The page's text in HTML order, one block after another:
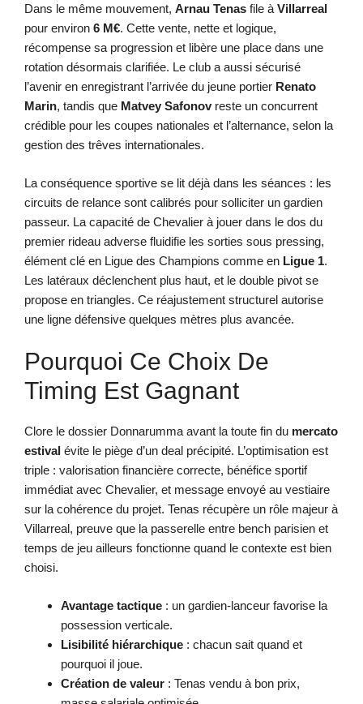
Dans le même mouvement, Arnau Tenas file àVillarreal
pour environ 6 M€. Cette vente, nette et logique,
récompense sa progression et libère une place dans une
rotation désormais clarifiée. Le club a aussi sécurisé
l’avenir en enregistrant l’arrivée du jeune portier Renato
Marin, tandis que Matvey Safonovreste un concurrent
crédible pour les coupes nationales et l’alternance, selon la
gestion des trêves internationales.
La conséquence sportive se lit déjà dans les séances : les
circuits de relance sont calibrés pour solliciter un gardien
passeur. La capacité de Chevalier à jouer dans le dos du
premier rideau adverse fluidifie les sorties sous pressing,
élément clé en Ligue des Champions comme en Ligue 1.
Les latéraux déclenchent plus haut, et le double pivot se
propose en triangles. Ce réajustement structurel autorise
une ligne défensive quelques mètres plus avancée.
Pourquoi Ce Choix De
Timing Est Gagnant
Clore le dossier Donnarumma avant la toute fin du mercato
estival évite le piège d’un deal précipité. L’optimisation est
triple : valorisation financière correcte, bénéfice sportif
immédiat avec Chevalier, et message envoyé au vestiaire
sur la cohérence du projet. Tenas récupère un rôle majeur à
Villarreal, preuve que la passerelle entre bench parisien et
temps de jeu ailleurs fonctionne quand le contexte est bien
choisi.
Avantage tactique : un gardien-lanceur favorise la
possession verticale.
Lisibilité hiérarchique : chacun sait quand et
pourquoi il joue.
Création de valeur : Tenas vendu à bon prix,